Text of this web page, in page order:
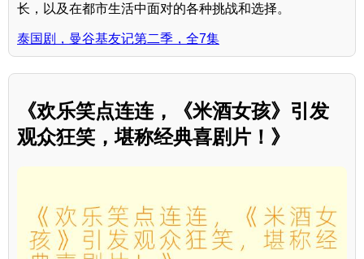
长，以及在都市生活中面对的各种挑战和选择。
泰国剧，曼谷基友记第二季，全7集
《欢乐笑点连连，《米酒女孩》引发
观众狂笑，堪称经典喜剧片！》